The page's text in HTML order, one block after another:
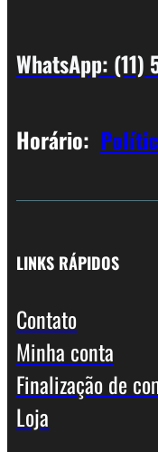
WhatsApp: (11)
Horário:
LINKS RÁPIDOS
Contato
Minha conta
Finalização de
Loja